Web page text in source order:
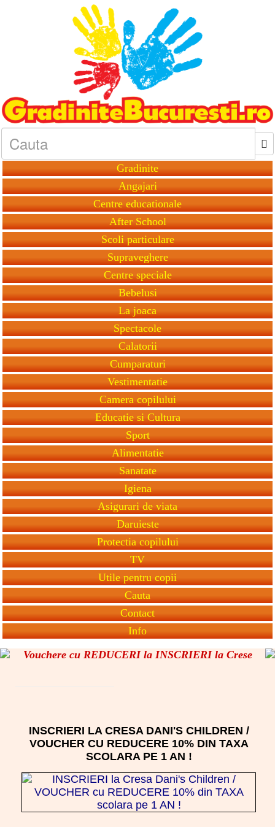
Gradinite
Angajari
Centre educationale
After School
Scoli particulare
Supraveghere
Centre speciale
Bebelusi
La joaca
Spectacole
Calatorii
Cumparaturi
Vestimentatie
Camera copilului
Educatie si Cultura
Sport
Alimentatie
Sanatate
Igiena
Asigurari de viata
Daruieste
Protectia copilului
TV
Utile pentru copii
Cauta
Contact
Info
Vouchere cu REDUCERI la INSCRIERI la Crese
INSCRIERI LA CRESA DANI'S CHILDREN /
VOUCHER CU REDUCERE 10% DIN TAXA
SCOLARA PE 1 AN !